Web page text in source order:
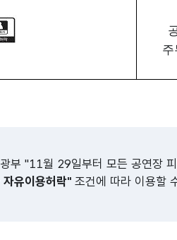
주
부 "11월 29일부터 모든 공연장
유이용허락" 조건에 따라 이용할